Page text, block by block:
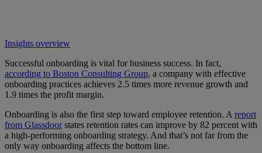
Insights overview
Successful onboarding is vital for business success. In fact,
according to Boston Consulting Group, a company with effective
onboarding practices achieves 2.5 times more revenue growth and
1.9 times the profit margin.
Onboarding is also the first step toward employee retention. Areport
from Glassdoorstates retention rates can improve by 82 percent with
a high-performing onboarding strategy. And that’s not far from the
only way onboarding affects the bottom line.